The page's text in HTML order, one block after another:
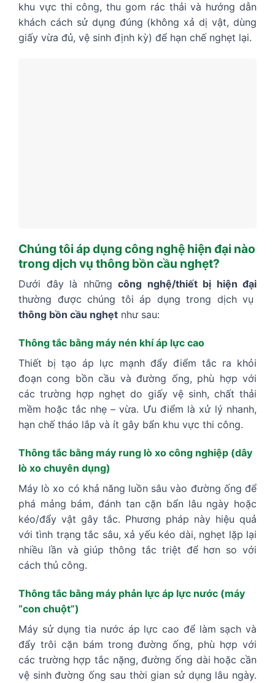
khu vực thi công, thu gom rác thải và hướng dẫn
khách cách sử dụng đúng (không xả dị vật, dùng
giấy vừa đủ, vệ sinh định kỳ) để hạn chế nghẹt lại.
Chúng tôi áp dụng công nghệ hiện đại nào
trong dịch vụ thông bồn cầu nghẹt?
Dưới đây là những công nghệ/thiết bị hiện đại
thường được chúng tôi áp dụng trong dịch vụ
thông bồn cầu nghẹt như sau:
Thông tắc bằng máy nén khí áp lực cao
Thiết bị tạo áp lực mạnh đẩy điểm tắc ra khỏi
đoạn cong bồn cầu và đường ống, phù hợp với
các trường hợp nghẹt do giấy vệ sinh, chất thải
mềm hoặc tắc nhẹ – vừa. Ưu điểm là xử lý nhanh,
hạn chế tháo lắp và ít gây bẩn khu vực thi công.
Thông tắc bằng máy rung lò xo công nghiệp (dây
lò xo chuyên dụng)
Máy lò xo có khả năng luồn sâu vào đường ống để
phá mảng bám, đánh tan cặn bẩn lâu ngày hoặc
kéo/đẩy vật gây tắc. Phương pháp này hiệu quả
với tình trạng tắc sâu, xả yếu kéo dài, nghẹt lặp lại
nhiều lần và giúp thông tắc triệt để hơn so với
cách thủ công.
Thông tắc bằng máy phản lực áp lực nước (máy
“con chuột”)
Máy sử dụng tia nước áp lực cao để làm sạch và
đẩy trôi cặn bám trong đường ống, phù hợp với
các trường hợp tắc nặng, đường ống dài hoặc cần
vệ sinh đường ống sau thời gian sử dụng lâu ngày.